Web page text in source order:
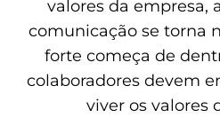
valores da empresa,
comunicação se torna
forte começa de
colaboradores devem
viver os valores